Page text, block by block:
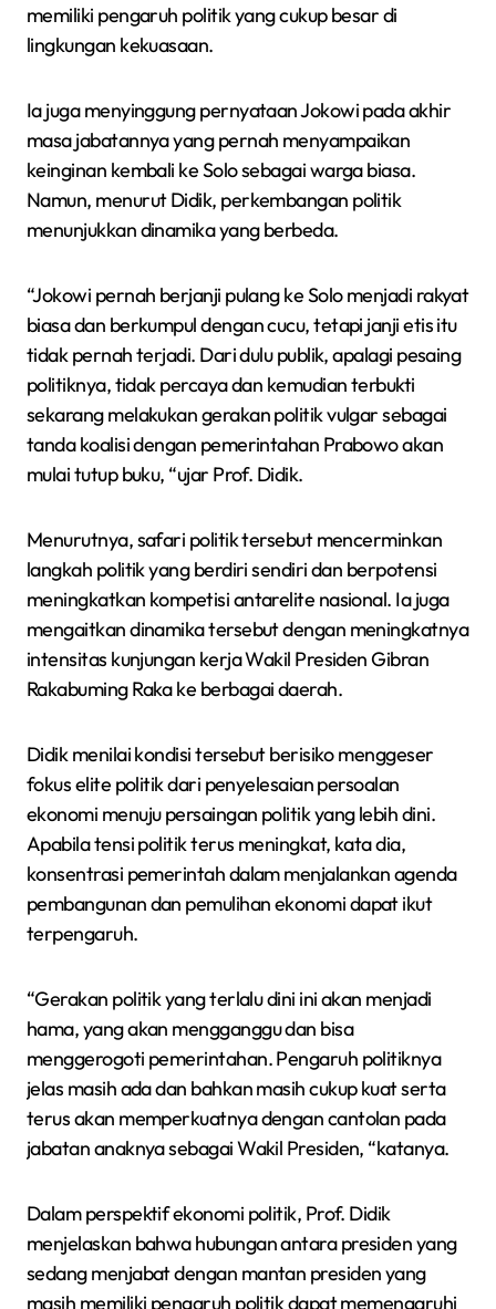
memiliki pengaruh politik yang cukup besar di
lingkungan kekuasaan.
Ia juga menyinggung pernyataan Jokowi pada akhir
masa jabatannya yang pernah menyampaikan
keinginan kembali ke Solo sebagai warga biasa.
Namun, menurut Didik, perkembangan politik
menunjukkan dinamika yang berbeda.
“Jokowi pernah berjanji pulang ke Solo menjadi rakyat
biasa dan berkumpul dengan cucu, tetapi janji etis itu
tidak pernah terjadi. Dari dulu publik, apalagi pesaing
politiknya, tidak percaya dan kemudian terbukti
sekarang melakukan gerakan politik vulgar sebagai
tanda koalisi dengan pemerintahan Prabowo akan
mulai tutup buku, “ujar Prof. Didik.
Menurutnya, safari politik tersebut mencerminkan
langkah politik yang berdiri sendiri dan berpotensi
meningkatkan kompetisi antarelite nasional. Ia juga
mengaitkan dinamika tersebut dengan meningkatnya
intensitas kunjungan kerja Wakil Presiden Gibran
Rakabuming Raka ke berbagai daerah.
Didik menilai kondisi tersebut berisiko menggeser
fokus elite politik dari penyelesaian persoalan
ekonomi menuju persaingan politik yang lebih dini.
Apabila tensi politik terus meningkat, kata dia,
konsentrasi pemerintah dalam menjalankan agenda
pembangunan dan pemulihan ekonomi dapat ikut
terpengaruh.
“Gerakan politik yang terlalu dini ini akan menjadi
hama, yang akan mengganggu dan bisa
menggerogoti pemerintahan. Pengaruh politiknya
jelas masih ada dan bahkan masih cukup kuat serta
terus akan memperkuatnya dengan cantolan pada
jabatan anaknya sebagai Wakil Presiden, “katanya.
Dalam perspektif ekonomi politik, Prof. Didik
menjelaskan bahwa hubungan antara presiden yang
sedang menjabat dengan mantan presiden yang
masih memiliki pengaruh politik dapat memengaruhi